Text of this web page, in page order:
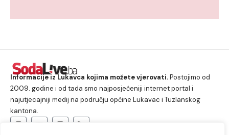
Informacije iz Lukavca kojima možete vjerovati.Postojimo od
2009. godine i od tada smo najposjećeniji internet portal i
najutjecajniji medij na području općine Lukavac i Tuzlanskog
kantona.